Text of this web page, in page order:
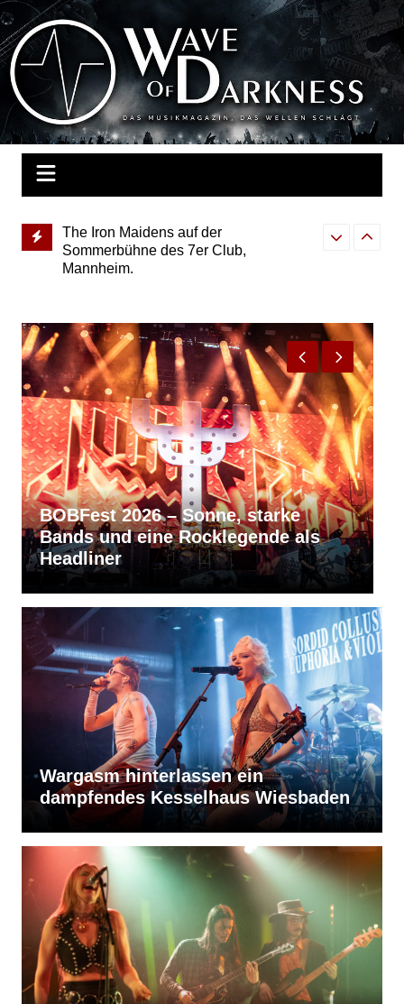
Zum
Inhalt
springen
Wave of Darkness
Das Musikmagazin, das Wellen schlägt. Konzerte, Festivals, Events,
Fotos, Termine, Interviews, Berichte, Musik
The Iron Maidens auf der
Sommerbühne des 7er Club,
Mannheim.
Tarja
BOBFest 2026 – Sonne, starke
Bands und eine Rocklegende als
Headliner
Wargasm hinterlassen ein
dampfendes Kesselhaus Wiesbaden